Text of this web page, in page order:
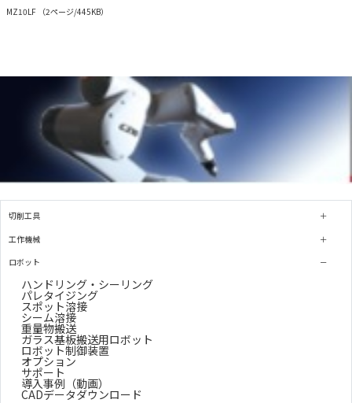
MZ10LF （2ページ/445KB）
切削工具
工作機械
ロボット
ハンドリング・シーリング
パレタイジング
スポット溶接
シーム溶接
重量物搬送
ガラス基板搬送用ロボット
ロボット制御装置
オプション
サポート
導入事例（動画）
CADデータダウンロード